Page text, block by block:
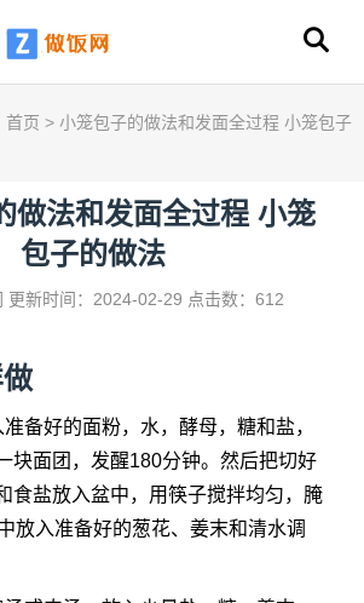
首页 > 小笼包子的做法和发面全过程 小笼包子
做法和发面全过程 小笼
包子的做法
更新时间：2024-02-29 点击数：612
备好的面粉，水，酵母，糖和盐，
块面团，发醒180分钟。然后把切好
食盐放入盆中，用筷子搅拌均匀，腌
放入准备好的葱花、姜末和清水调